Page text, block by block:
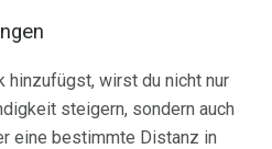
hinzufügst, wirst du nicht nur
steigern, sondern auch
eine bestimmte Distanz in